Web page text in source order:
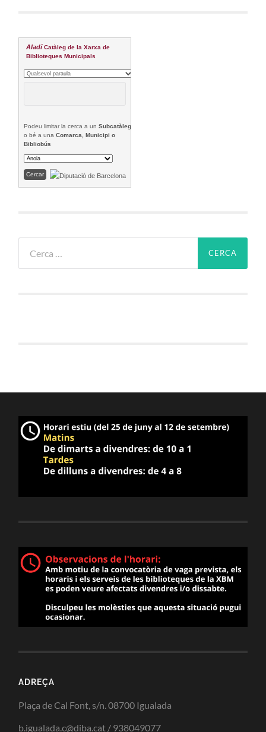
Aladí Catàleg de la Xarxa de
Biblioteques Municipals
Podeu limitar la cerca a unSubcatàleg
o bé a unaComarca, Municipi o
Bibliobús
ADREÇA
Plaça de Cal Font, s/n. 08700 Igualada
b.igualada.c@diba.cat / 938049077